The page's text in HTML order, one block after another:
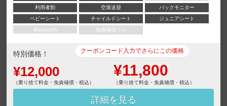
利用者割
空港送迎
バックモニター
ベビーシート
チャイルドシート
ジュニアシート
Bluetooth
免責補償フル
特別価格！
¥12,000
（乗り捨て料金・免責補償・税込）
クーポンコード入力でさらにこの価格
¥11,800
（乗り捨て料金・免責補償・税込）
詳細を見る